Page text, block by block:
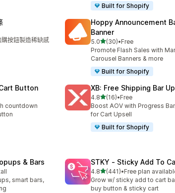
Built for Shopify
按鈕製造稀缺感
Hoppy Announcement
Banner
5.0滿分 5 顆星
(30)
共有 30 則評價
•Free
Promote Flash Sales with
Carousel Banners & more
Built for Shopify
Button
countdown
XB: Free Shipping Bar
4.8滿分 5 顆星
(16)
共有 16 則評價
•Free
Boost AOV with Progress
for Cart Upsell
Built for Shopify
& Bars
smart bars,
STKY ‑ Sticky Add To
4.8滿分 5 顆星
(441)
共有 441 則評價
•Free plan
Grow w/ sticky add to cart
buy button & sticky cart